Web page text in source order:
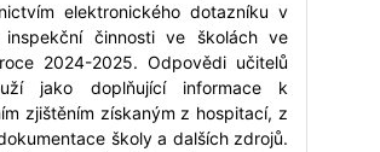
elektronického dotazníku v
inspekční činnosti ve školách ve
2024-2025. Odpovědi učitelů
jako doplňující informace k
zjištěním získaným z hospitací, z
školy a dalších zdrojů.